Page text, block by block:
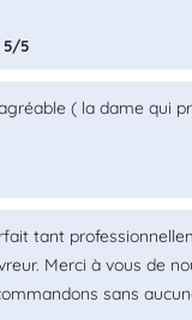
5/5
( la dame qui
tant
Merci à vous de
sans